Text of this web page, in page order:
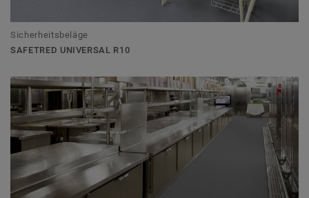
Sicherheitsbeläge
SAFETRED UNIVERSAL R10